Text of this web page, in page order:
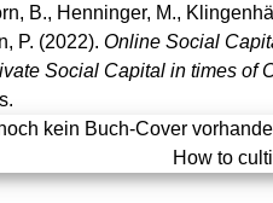
B., Henninger, M.,
P. (2022). Online Social
Social Capital in times of